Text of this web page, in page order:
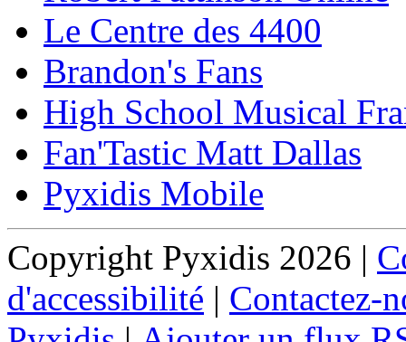
Le Centre des 4400
Brandon's Fans
High School Musical
Fan'Tastic Matt Dallas
Pyxidis Mobile
Copyright Pyxidis 2026 |
d'accessibilité | Contactez-